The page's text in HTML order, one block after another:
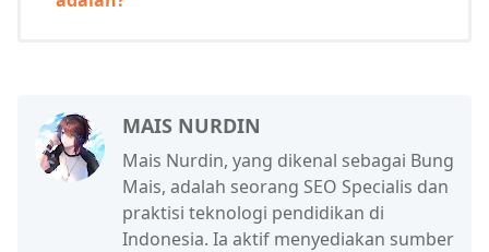
MAIS NURDIN
Mais Nurdin, yang dikenal sebagai Bung
Mais, adalah seorang SEO Specialis dan
praktisi teknologi pendidikan di
Indonesia. Ia aktif menyediakan sumber